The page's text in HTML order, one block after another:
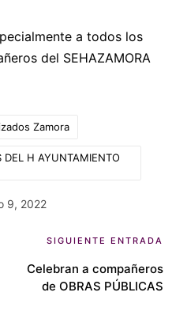
a todos los
del SEHAZAMORA
Zamora
DEL H AYUNTAMIENTO
9, 2022
SIGUIENTE ENTRADA
Celebran a compañeros
de OBRAS PÚBLICAS